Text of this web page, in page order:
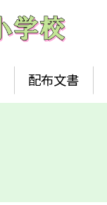
配布文書